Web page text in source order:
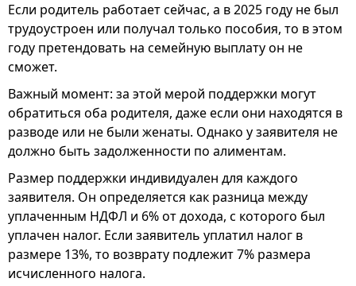
Если родитель работает сейчас, а в 2025 году не был
трудоустроен или получал только пособия, то в этом
году претендовать на семейную выплату он не
сможет.
Важный момент: за этой мерой поддержки могут
обратиться оба родителя, даже если они находятся в
разводе или не были женаты. Однако у заявителя не
должно быть задолженности по алиментам.
Размер поддержки индивидуален для каждого
заявителя. Он определяется как разница между
уплаченным НДФЛ и 6% от дохода, с которого был
уплачен налог. Если заявитель уплатил налог в
размере 13%, то возврату подлежит 7% размера
исчисленного налога.